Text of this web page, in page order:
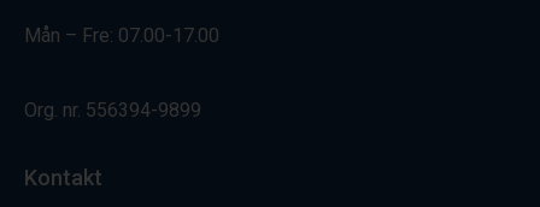
Mån – Fre: 07.00-17.00
Org. nr. 556394-9899
Kontakt